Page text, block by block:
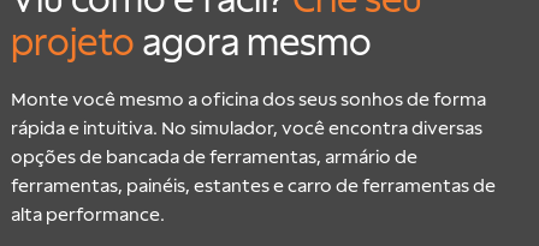
projeto agora mesmo
Monte você mesmo a oficina dos seus sonhos de forma
rápida e intuitiva. No simulador, você encontra diversas
opções de bancada de ferramentas, armário de
ferramentas, painéis, estantes e carro de ferramentas de
alta performance.